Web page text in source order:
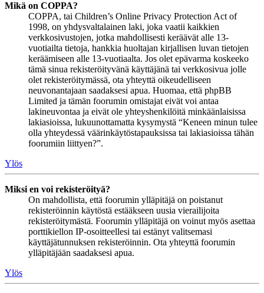
Mikä on COPPA?
COPPA, tai Children’s Online Privacy Protection Act of
1998, on yhdysvaltalainen laki, joka vaatii kaikkien
verkkosivustojen, jotka mahdollisesti keräävät alle 13-
vuotiailta tietoja, hankkia huoltajan kirjallisen luvan tietojen
keräämiseen alle 13-vuotiaalta. Jos olet epävarma koskeeko
tämä sinua rekisteröityvänä käyttäjänä tai verkkosivua jolle
olet rekisteröitymässä, ota yhteyttä oikeudelliseen
neuvonantajaan saadaksesi apua. Huomaa, että phpBB
Limited ja tämän foorumin omistajat eivät voi antaa
lakineuvontaa ja eivät ole yhteyshenkilöitä minkäänlaisissa
lakiasioissa, lukuunottamatta kysymystä “Keneen minun tulee
olla yhteydessä väärinkäytöstapauksissa tai lakiasioissa tähän
foorumiin liittyen?”.
Ylös
Miksi en voi rekisteröityä?
On mahdollista, että foorumin ylläpitäjä on poistanut
rekisteröinnin käytöstä estääkseen uusia vierailijoita
rekisteröitymästä. Foorumin ylläpitäjä on voinut myös asettaa
porttikiellon IP-osoitteellesi tai estänyt valitsemasi
käyttäjätunnuksen rekisteröinnin. Ota yhteyttä foorumin
ylläpitäjään saadaksesi apua.
Ylös